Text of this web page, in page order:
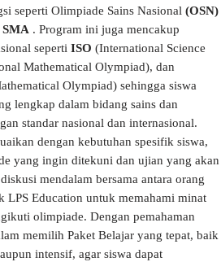
seperti Olimpiade Sains Nasional (OSN)
SMA . Program ini juga mencakup
seperti ISO (International Science
Mathematical Olympiad), dan
Olympiad) sehingga siswa
lengkap dalam bidang sains dan
standar nasional dan internasional.
dengan kebutuhan spesifik siswa,
yang ingin ditekuni dan ujian yang akan
mendalam bersama antara orang
LPS Education untuk memahami minat
olimpiade. Dengan pemahaman
memilih Paket Belajar yang tepat, baik
intensif, agar siswa dapat